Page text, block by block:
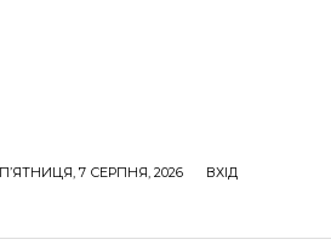
П’ЯТНИЦЯ, 7 СЕРПНЯ, 2026 ВХІД